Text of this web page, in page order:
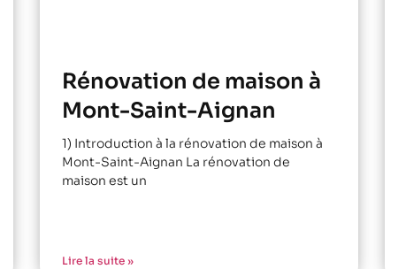
Rénovation de maison à
Mont-Saint-Aignan
1) Introduction à la rénovation de maison à
Mont-Saint-Aignan La rénovation de
maison est un
Lire la suite »